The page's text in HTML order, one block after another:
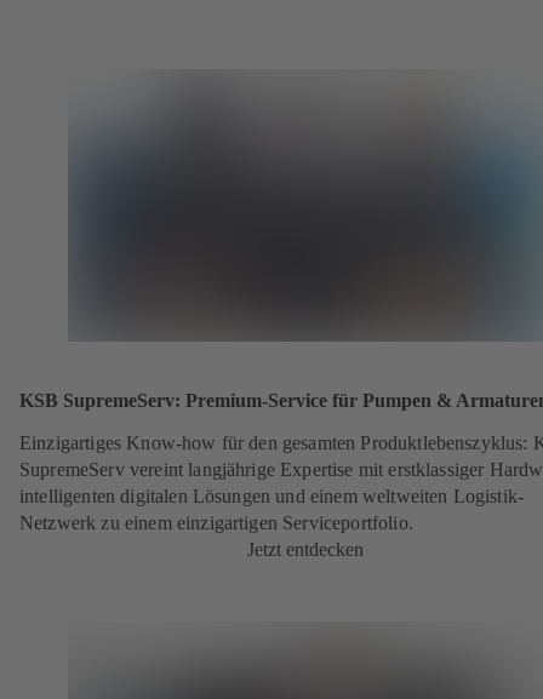
KSB SupremeServ: Premium-Service für Pumpen &
Einzigartiges Know-how für den gesamten Produktlebenszyklus:
SupremeServ vereint langjährige Expertise mit erstklassiger
intelligenten digitalen Lösungen und einem weltweiten Logistik-
Netzwerk zu einem einzigartigen Serviceportfolio.
Jetzt entdecken